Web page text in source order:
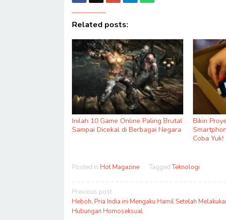
Related posts:
Inilah 10 Game Online Paling Brutal
Sampai Dicekal di Berbagai Negara
Bikin
Coba Yuk!
Posted in Hot Magazine TaggedTeknologi
Post
navigation
Previous post
Heboh, Pria India ini Mengaku Hamil Setelah
Hubungan Homoseksual